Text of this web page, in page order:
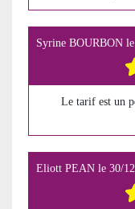
Syrine BOURBON le
Le tarif est un
Eliott PEAN le 30/